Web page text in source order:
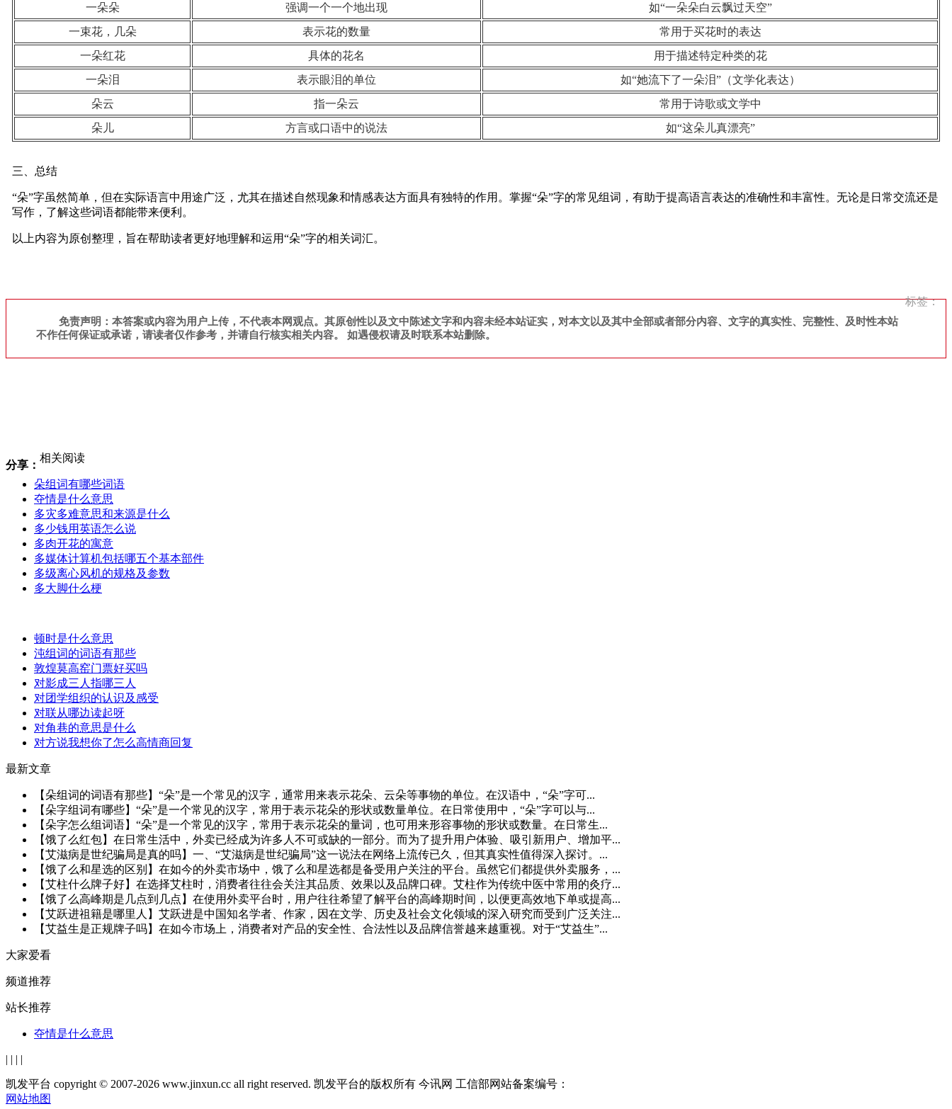
一朵朵
强调一个一个地出现
如“一朵朵白云飘过天空”
一束花，几朵
表示花的数量
常用于买花时的表达
一朵红花
具体的花名
用于描述特定种类的花
一朵泪
表示眼泪的单位
如“她流下了一朵泪”（文学化表达）
朵云
指一朵云
常用于诗歌或文学中
朵儿
方言或口语中的说法 如“这朵儿真漂亮”
三、总结
“朵”字虽然简单，但在实际语言中用途广泛，尤其在描述自然现象和情感表达方面具有独特的作用。掌握“朵”字的常见组词，有助于提高语言表达的准确性和丰富性。无论是日常交流还是
写作，了解这些词语都能带来便利。
以上内容为原创整理，旨在帮助读者更好地理解和运用“朵”字的相关词汇。
标签：
免责声明：本答案或内容为用户上传，不代表本网观点。其原创性以及文中陈述文字和内容未经本站证实，对本文以及其中全部或者部分内容、文字的真实性、完整性、及时性本站
不作任何保证或承诺，请读者仅作参考，并请自行核实相关内容。 如遇侵权请及时联系本站删除。
分享：
相关阅读
朵组词有哪些词语
夺情是什么意思
多灾多难意思和来源是什么
多少钱用英语怎么说
多肉开花的寓意
多媒体计算机包括哪五个基本部件
多级离心风机的规格及参数
多大脚什么梗
顿时是什么意思
沌组词的词语有那些
敦煌莫高窑门票好买吗
对影成三人指哪三人
对团学组织的认识及感受
对联从哪边读起呀
对角巷的意思是什么
对方说我想你了怎么高情商回复
最新文章
【朵组词的词语有那些】“朵”是一个常见的汉字，通常用来表示花朵、云朵等事物的单位。在汉语中，“朵”字可...
【朵字组词有哪些】“朵”是一个常见的汉字，常用于表示花朵的形状或数量单位。在日常使用中，“朵”字可以与...
【朵字怎么组词语】“朵”是一个常见的汉字，常用于表示花朵的量词，也可用来形容事物的形状或数量。在日常生...
【饿了么红包】在日常生活中，外卖已经成为许多人不可或缺的一部分。而为了提升用户体验、吸引新用户、增加平...
【艾滋病是世纪骗局是真的吗】一、“艾滋病是世纪骗局”这一说法在网络上流传已久，但其真实性值得深入探讨。...
【饿了么和星选的区别】在如今的外卖市场中，饿了么和星选都是备受用户关注的平台。虽然它们都提供外卖服务，...
【艾柱什么牌子好】在选择艾柱时，消费者往往会关注其品质、效果以及品牌口碑。艾柱作为传统中医中常用的灸疗...
【饿了么高峰期是几点到几点】在使用外卖平台时，用户往往希望了解平台的高峰期时间，以便更高效地下单或提高...
【艾跃进祖籍是哪里人】艾跃进是中国知名学者、作家，因在文学、历史及社会文化领域的深入研究而受到广泛关注...
【艾益生是正规牌子吗】在如今市场上，消费者对产品的安全性、合法性以及品牌信誉越来越重视。对于“艾益生”...
大家爱看
频道推荐
站长推荐
夺情是什么意思
| | | |
凯发平台 copyright © 2007-2026 www.jinxun.cc all right reserved. 凯发平台的版权所有 今讯网 工信部网站备案编号：
网站地图